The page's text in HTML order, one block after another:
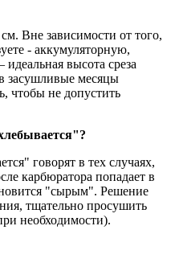
Вне зависимости от того,
- аккумуляторную,
высота среза
засушливые месяцы
чтобы не допустить
говорят в тех случаях,
карбюратора попадает в
"сырым". Решение
тщательно просушить
необходимости).